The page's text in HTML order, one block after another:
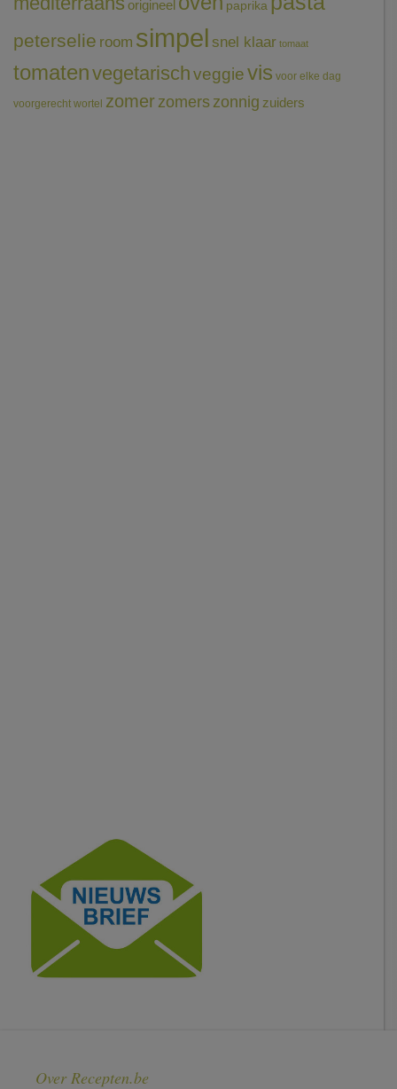
origineel paprika
peterselie room simpel snel klaar tomaat
tomatenvegetarischveggievis voor elke dag
voorgerecht wortel zomerzomerszonnig zuiders
Over Recepten.be